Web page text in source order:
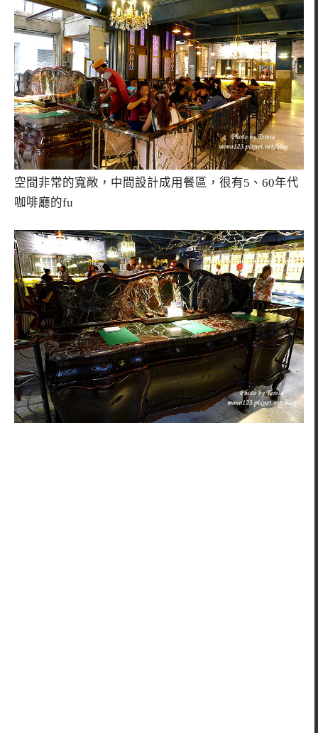
空間非常的寬敞，中間設計成用餐區，很有5、60年代
咖啡廳的fu